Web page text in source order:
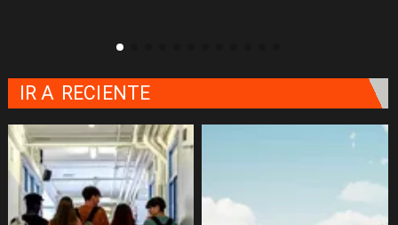
IR A RECIENTE